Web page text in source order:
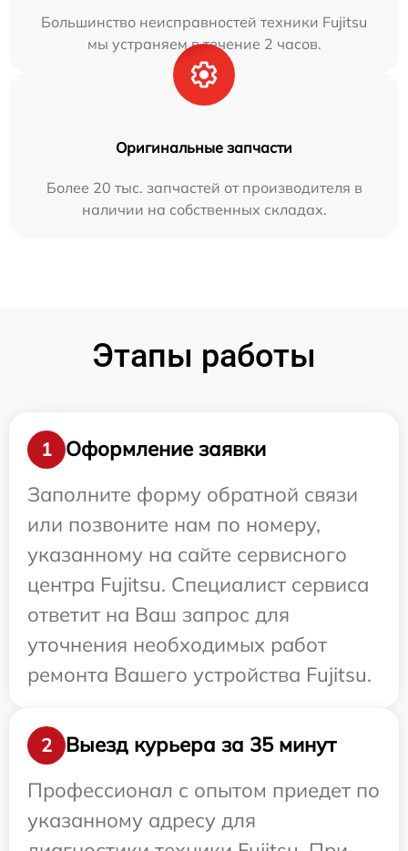
Большинство неисправностей техники Fujitsu
мы устраняем в течение 2 часов.
Оригинальные запчасти
Более 20 тыс. запчастей от производителя в
наличии на собственных складах.
Этапы работы
1
Оформление заявки
Заполните форму обратной связи
или позвоните нам по номеру,
указанному на сайте сервисного
центра Fujitsu. Специалист сервиса
ответит на Ваш запрос для
уточнения необходимых работ
ремонта Вашего устройства Fujitsu.
2
Выезд курьера за 35 минут
Профессионал с опытом приедет по
указанному адресу для